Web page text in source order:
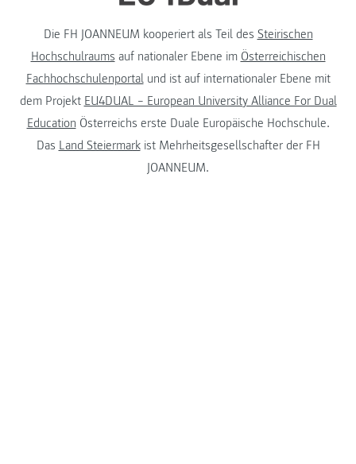
Die FH JOANNEUM kooperiert als Teil des Steirischen
Hochschulraums auf nationaler Ebene im Österreichischen
Fachhochschulenportalund ist auf internationaler Ebene mit
dem Projekt EU4DUAL – European University Alliance For Dual
Education Österreichs erste Duale Europäische Hochschule.
Das Land Steiermarkist Mehrheitsgesellschafter der FH
JOANNEUM.